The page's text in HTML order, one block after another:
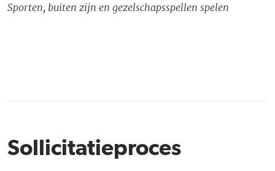
Sporten, buiten zijn en gezelschapsspellen spelen
Sollicitatieproces